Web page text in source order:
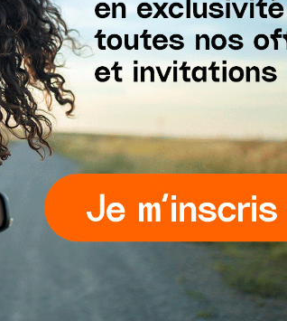
d’apporter une touche
est une véritable invitation